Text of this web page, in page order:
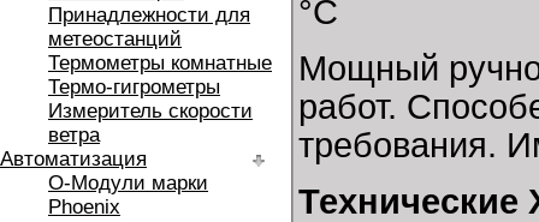
Принадлежности для
метеостанций
Термометры комнатные
Термо-гигрометры
Измеритель скорости
ветра
Автоматизация
O-Модули марки
Phoenix
°C
Мощный
работ.
требования.
Технические